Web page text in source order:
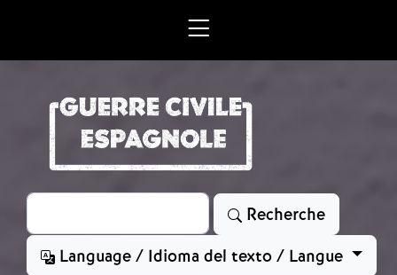
Rechercher
Recherche
Language / Idioma del texto / Langue